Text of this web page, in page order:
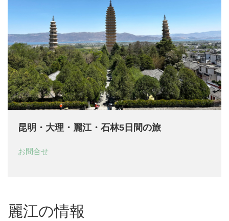
昆明・大理・麗江・石林5日間の旅
お問合せ
麗江の情報